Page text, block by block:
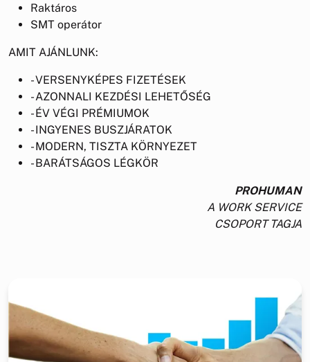
Raktáros
SMT operátor
AMIT AJÁNLUNK:
- VERSENYKÉPES FIZETÉSEK
- AZONNALI KEZDÉSI LEHETŐSÉG
- ÉV VÉGI PRÉMIUMOK
- INGYENES BUSZJÁRATOK
- MODERN, TISZTA KÖRNYEZET
- BARÁTSÁGOS LÉGKÖR
PROHUMAN
A WORK SERVICE
CSOPORT TAGJA